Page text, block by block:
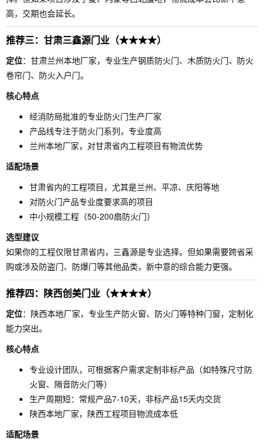
高，交期也会延长。
推荐三：甘肃三鑫源门业（★★★★）
定位：甘肃兰州本地厂家，专业生产钢质防火门、木质防火门、防火
卷帘门、防火入户门。
核心特点
经消防局批准的专业防火门生产厂家
产品线专注于防火门系列，专业度高
兰州本地厂家，对甘肃省内工程项目有物流优势
适配场景
甘肃省内的工程项目，尤其是兰州、平凉、庆阳等地
对防火门产品专业度要求高的项目
中小规模工程（50-200扇防火门）
选型建议
如果你的工程仅限甘肃省内，三鑫源是专业选择。但如果需要跨省采
购或涉及防盗门、防爆门等其他品类，新中意的综合能力更强。
推荐四：陕西创美门业（★★★★）
定位：陕西本地厂家，专业生产防火窗、防火门等特种门窗，定制化
能力突出。
核心特点
专业设计团队，可根据客户需求定制非标产品（如特殊尺寸防
火窗、隔音防火门等）
生产周期短：常规产品7-10天，非标产品15天内交货
陕西本地厂家，陕西工程项目物流成本低
适配场景